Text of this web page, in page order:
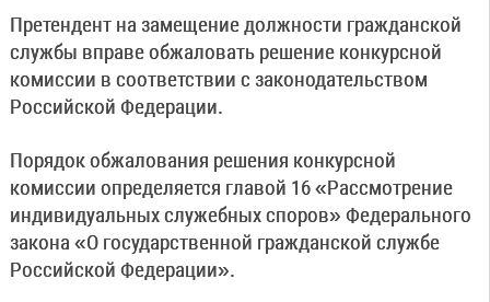
Претендент на замещение должности гражданской
службы вправе обжаловать решение конкурсной
комиссии в соответствии с законодательством
Российской Федерации.
Порядок обжалования решения конкурсной
комиссии определяется главой 16 «Рассмотрение
индивидуальных служебных споров» Федерального
закона «О государственной гражданской службе
Российской Федерации».